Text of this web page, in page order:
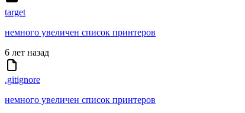
target
немного увеличен список принтеров
6 лет назад
.gitignore
немного увеличен список принтеров